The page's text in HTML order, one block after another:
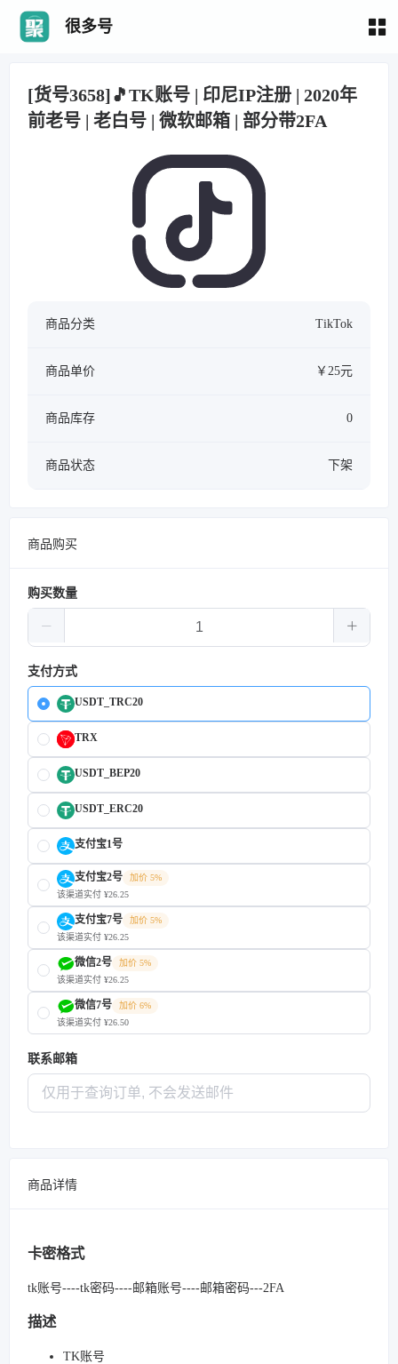
很多号
[货号3658]🎵TK账号 | 印尼IP注册 | 2020年
前老号 | 老白号 | 微软邮箱 | 部分带2FA
商品分类 TikTok
商品单价 ￥25元
商品库存 0
商品状态 下架
商品购买
购买数量
支付方式
USDT_TRC20
TRX
USDT_BEP20
USDT_ERC20
支付宝1号
支付宝2号
加价 5%
该渠道实付 ¥26.25
支付宝7号
加价 5%
该渠道实付 ¥26.25
微信2号
加价 5%
该渠道实付 ¥26.25
微信7号
加价 6%
该渠道实付 ¥26.50
联系邮箱
商品详情
卡密格式
tk账号----tk密码----邮箱账号----邮箱密码---2FA
描述
TK账号